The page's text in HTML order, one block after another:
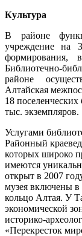
Культура
В районе
учреждение на
формирования,
Библиотечно-
районе
Алтайская
18
тыс. экземпляров.
Услугами
Районный
которых широко
имеются
открыт в 2007
музея включены в
кольцо Алтая. У
экономической
историко-
«Перекресток